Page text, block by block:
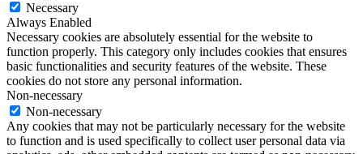
Necessary
Always Enabled
Necessary cookies are absolutely essential for the website to
function properly. This category only includes cookies that ensures
basic functionalities and security features of the website. These
cookies do not store any personal information.
Non-necessary
Non-necessary
Any cookies that may not be particularly necessary for the website
to function and is used specifically to collect user personal data via